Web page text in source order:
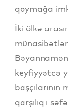
qoymağa
İki ölkə
keyfiyyətcə
qarşılıqlı